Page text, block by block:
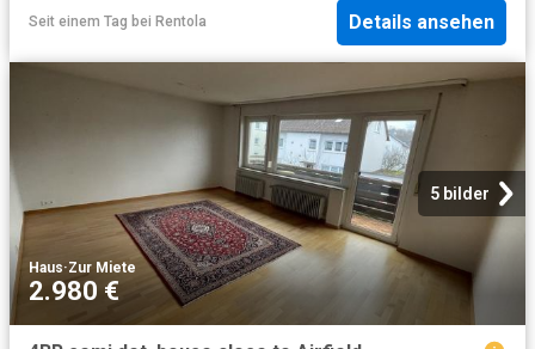
Seit einem Tag bei Rentola Details ansehen
5 bilder
Haus·Zur Miete
2.980 €